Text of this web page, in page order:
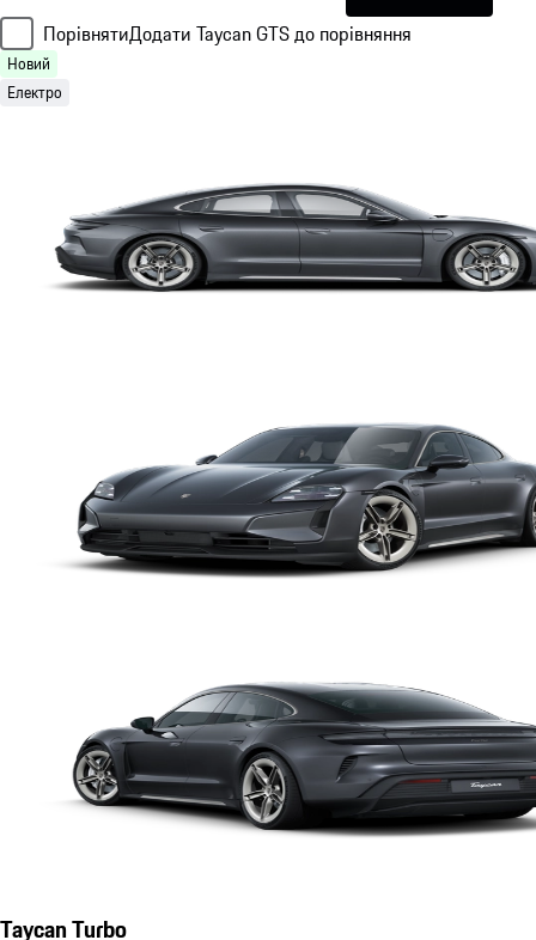
ПорівнятиДодати Taycan GTS до порівняння
Новий
Електро
Taycan Turbo